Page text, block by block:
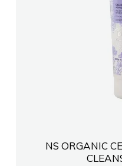
NS ORGANIC